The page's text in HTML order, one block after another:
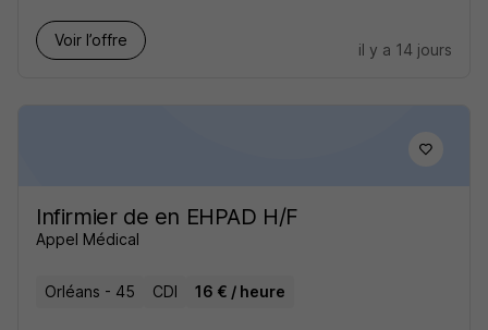
Voir l’offre
il y a 14 jours
Infirmier de en EHPAD H/F
Appel Médical
Orléans - 45 CDI 16 € / heure